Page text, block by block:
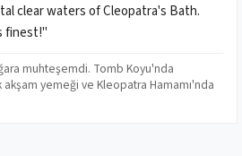
clear waters of Cleopatra's Bath.
finest!"
muhteşemdi. Tomb Koyu'nda
akşam yemeği ve Kleopatra Hamamı'nda